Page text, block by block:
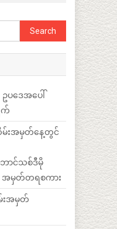
Search
for:
ဥပဒေအပေါ်
က်
မ်းအမှတ်နေ့တွင်
ာင်သစ်ဒီမို
အမှတ်တရစကား
းအမှတ်